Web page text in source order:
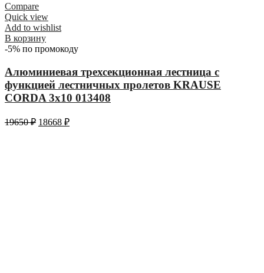
Compare
Quick view
Add to wishlist
В корзину
-5% по промокоду
Алюминиевая трехсекционная лестница с
функцией лестничных пролетов KRAUSE
CORDA 3х10 013408
19650₽ 18668 ₽